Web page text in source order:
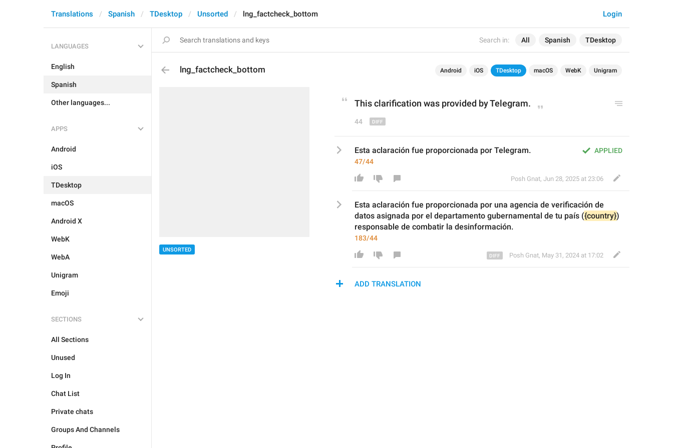
Search in: All Spanish TDesktop
Login
Translations Spanish TDesktop Unsorted lng_factcheck_bottom
LANGUAGES
English
Spanish
Other languages...
APPS
Android
iOS
TDesktop
macOS
Android X
WebK
WebA
Unigram
Emoji
SECTIONS
All Sections
Unused
Log In
Chat List
Private chats
Groups And Channels
lng_factcheck_bottom Android iOS TDesktop macOS WebK Unigram
UNSORTED
This clarification was provided by Telegram.
44
APPLIED
Esta aclaración fue proporcionada por Telegram.
47/44
Posh Gnat, Jun 28, 2025 at 23:06
Esta aclaración fue proporcionada por una agencia de verificación de
datos asignada por el departamento gubernamental de tu país ({country})
responsable de combatir la desinformación.
183/44
Posh Gnat, May 31, 2024 at 17:02
ADD TRANSLATION